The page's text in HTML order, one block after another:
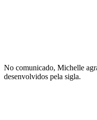
No comunicado, Michelle
desenvolvidos pela sigla.